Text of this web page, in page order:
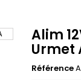
Alim
Urmet
Référence